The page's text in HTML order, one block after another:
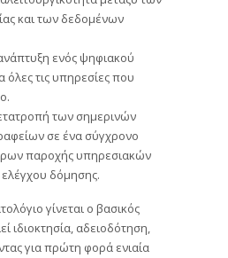
και των δεδομένων
ενός ψηφιακού
όλες τις υπηρεσίες που
των σημερινών
σε ένα σύγχρονο
παροχής υπηρεσιακών
δόμησης.
γίνεται ο βασικός
ιδιοκτησία, αδειοδότηση,
για πρώτη φορά ενιαία